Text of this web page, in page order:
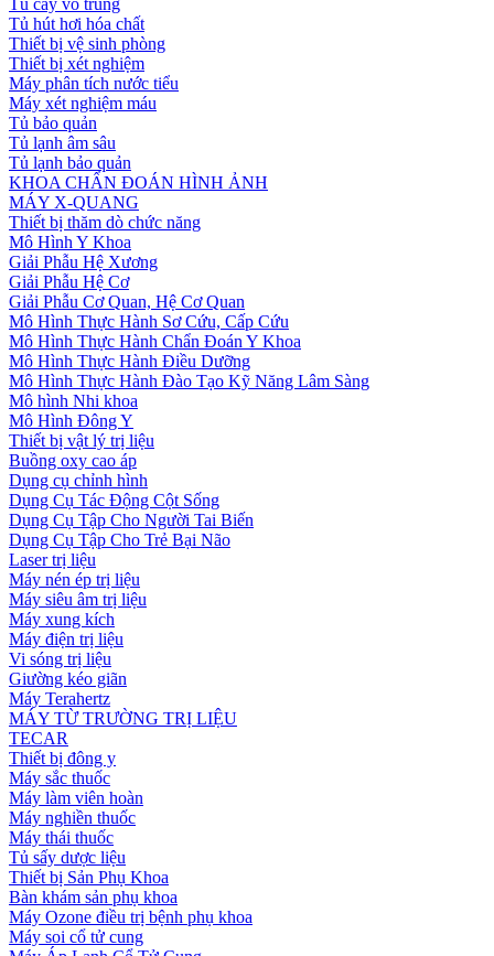
Tủ cấy vô trùng
Tủ hút hơi hóa chất
Thiết bị vệ sinh phòng
Thiết bị xét nghiệm
Máy phân tích nước tiểu
Máy xét nghiệm máu
Tủ bảo quản
Tủ lạnh âm sâu
Tủ lạnh bảo quản
KHOA CHẨN ĐOÁN HÌNH ẢNH
MÁY X-QUANG
Thiết bị thăm dò chức năng
Mô Hình Y Khoa
Giải Phẫu Hệ Xương
Giải Phẫu Hệ Cơ
Giải Phẫu Cơ Quan, Hệ Cơ Quan
Mô Hình Thực Hành Sơ Cứu, Cấp Cứu
Mô Hình Thực Hành Chẩn Đoán Y Khoa
Mô Hình Thực Hành Điều Dưỡng
Mô Hình Thực Hành Đào Tạo Kỹ Năng Lâm Sàng
Mô hình Nhi khoa
Mô Hình Đông Y
Thiết bị vật lý trị liệu
Buồng oxy cao áp
Dụng cụ chỉnh hình
Dụng Cụ Tác Động Cột Sống
Dụng Cụ Tập Cho Người Tai Biến
Dụng Cụ Tập Cho Trẻ Bại Não
Laser trị liệu
Máy nén ép trị liệu
Máy siêu âm trị liệu
Máy xung kích
Máy điện trị liệu
Vi sóng trị liệu
Giường kéo giãn
Máy Terahertz
MÁY TỪ TRƯỜNG TRỊ LIỆU
TECAR
Thiết bị đông y
Máy sắc thuốc
Máy làm viên hoàn
Máy nghiền thuốc
Máy thái thuốc
Tủ sấy dược liệu
Thiết bị Sản Phụ Khoa
Bàn khám sản phụ khoa
Máy Ozone điều trị bệnh phụ khoa
Máy soi cổ tử cung